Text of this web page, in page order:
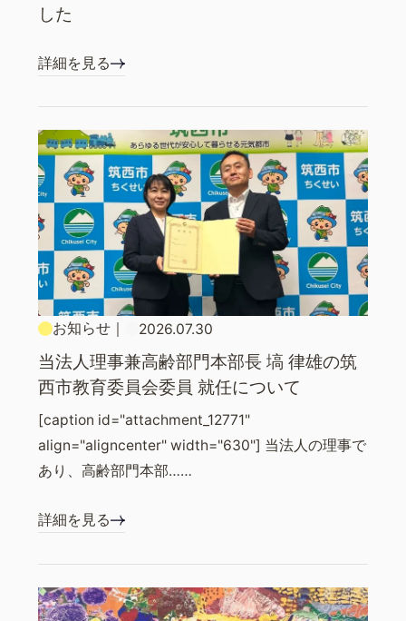
した
詳細を見る
お知らせ｜ 2026.07.30
当法人理事兼高齢部門本部長 塙 律雄の筑
西市教育委員会委員 就任について
[caption id="attachment_12771"
align="aligncenter" width="630"] 当法人の理事で
あり、高齢部門本部……
詳細を見る